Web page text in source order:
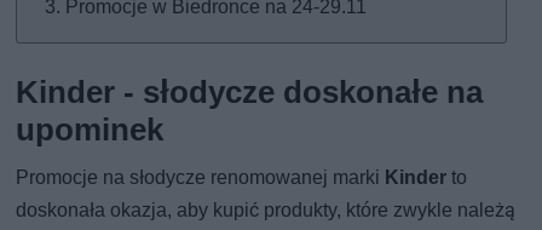
Promocje w Biedronce na 24-29.11
Kinder - słodycze doskonałe na
upominek
Promocje na słodycze renomowanej marki Kinder to
doskonała okazja, aby kupić produkty, które zwykle należą